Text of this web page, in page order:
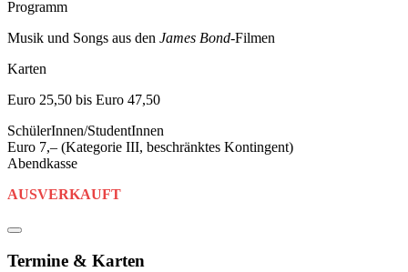
Programm
Musik und Songs aus den James Bond-Filmen
Karten
Euro 25,50 bis Euro 47,50
SchülerInnen/StudentInnen
Euro 7,– (Kategorie III, beschränktes Kontingent)
Abendkasse
AUSVERKAUFT
Termine & Karten